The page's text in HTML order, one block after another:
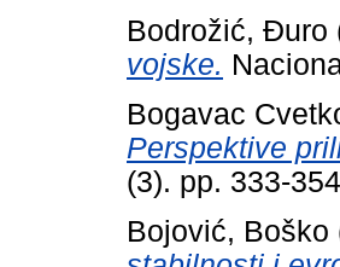
Bodrožić, Đuro
vojske.
Bogavac
Perspektive
(3). pp. 333-
Bojović, Boško